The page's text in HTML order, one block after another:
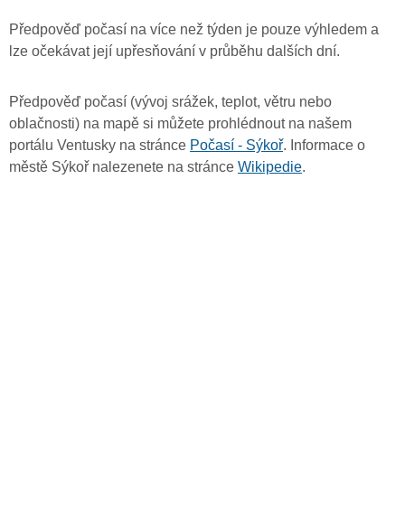
Předpověď počasí na více než týden je pouze výhledem a
lze očekávat její upřesňování v průběhu dalších dní.
Předpověď počasí (vývoj srážek, teplot, větru nebo
oblačnosti) na mapě si můžete prohlédnout na našem
portálu Ventusky na stránce Počasí - Sýkoř. Informace o
městě Sýkoř nalezenete na stránce Wikipedie.